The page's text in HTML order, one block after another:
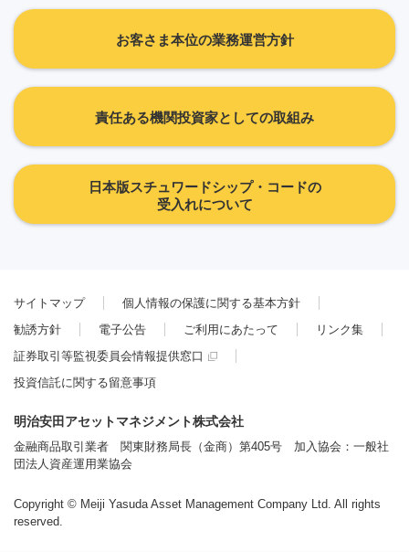
お客さま本位の業務運営方針
責任ある機関投資家としての取組み
日本版スチュワードシップ・コードの
受入れについて
サイトマップ
個人情報の保護に関する基本方針
勧誘方針
電子公告 ご利用にあたって
リンク集
証券取引等監視委員会情報提供窓口
投資信託に関する留意事項
明治安田アセットマネジメント株式会社
金融商品取引業者 関東財務局長（金商）第405号 加入協会：一般社
団法人資産運用業協会
Copyright © Meiji Yasuda Asset Management Company Ltd. All rights
reserved.